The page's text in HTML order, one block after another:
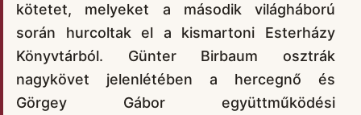
kötetet, melyeket a második világháború
során hurcoltak el a kismartoni Esterházy
Könyvtárból. Günter Birbaum osztrák
nagykövet jelenlétében a hercegnő és
Görgey Gábor együttműködési